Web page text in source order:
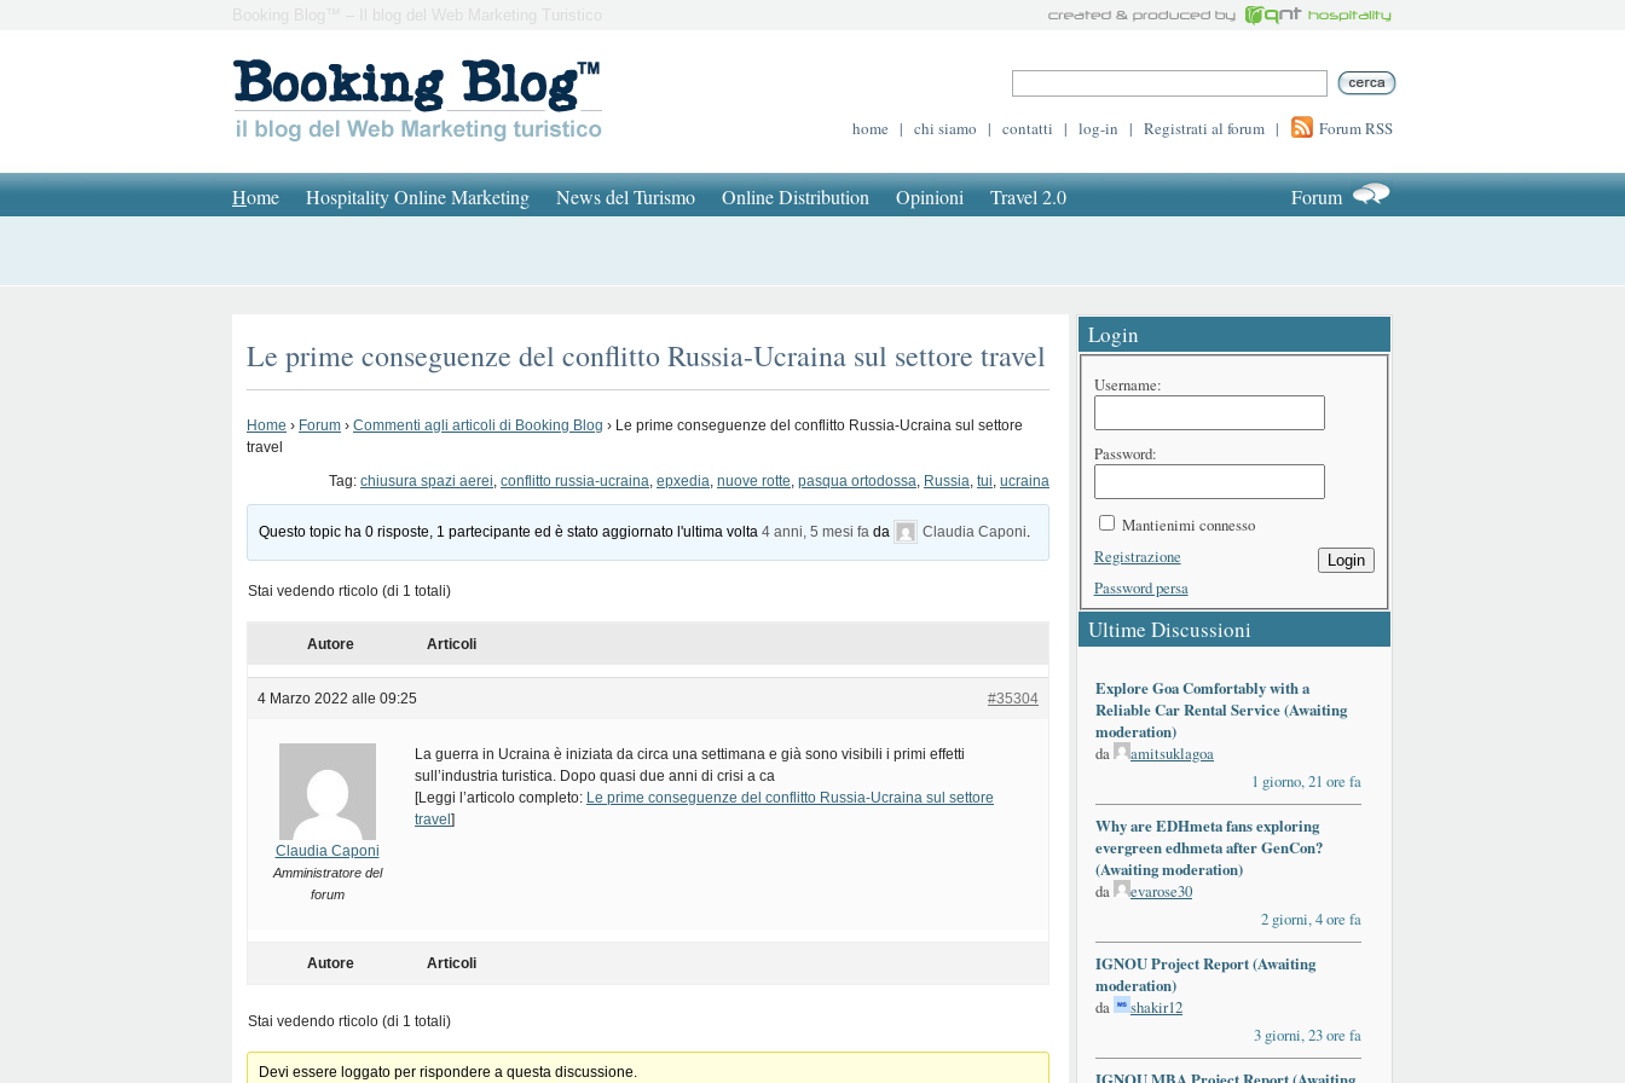
Booking Blog™ – Il blog del Web Marketing Turistico
home | chi siamo | contatti | log-in | Registrati al forum | Forum RSS
Home Hospitality Online Marketing News del Turismo Online Distribution Opinioni Travel 2.0 Forum
Le prime conseguenze del conflitto Russia-Ucraina sul settore travel
Home › Forum › Commenti agli articoli di Booking Blog › Le prime conseguenze del conflitto Russia-Ucraina sul settore
travel
Tag: chiusura spazi aerei, conflitto russia-ucraina, epxedia, nuove rotte, pasqua ortodossa, Russia, tui, ucraina
Questo topic ha 0 risposte, 1 partecipante ed è stato aggiornato l'ultima volta4 anni, 5 mesi fa da Claudia Caponi
Stai vedendo rticolo (di 1 totali)
Autore Articoli
4 Marzo 2022 alle 09:25 #35304
Claudia Caponi
Amministratore del
forum
La guerra in Ucraina è iniziata da circa una settimana e già sono visibili i primi effetti
sull’industria turistica. Dopo quasi due anni di crisi a ca
[Leggi l’articolo completo: Le prime conseguenze del conflitto Russia-Ucraina sul settore
travel ]
Autore Articoli
Stai vedendo rticolo (di 1 totali)
Devi essere loggato per rispondere a questa discussione.
Login
Username:
Password:
Mantienimi connesso
Login
Registrazione
Password persa
Ultime Discussioni
Explore Goa Comfortably with a
Reliable Car Rental Service (Awaiting
moderation)
da
amitsuklagoa
1 giorno, 21 ore fa
Why are EDHmeta fans exploring
evergreen edhmeta after GenCon?
(Awaiting moderation)
da
evarose30
2 giorni, 4 ore fa
IGNOU Project Report (Awaiting
moderation)
da
shakir12
3 giorni, 23 ore fa